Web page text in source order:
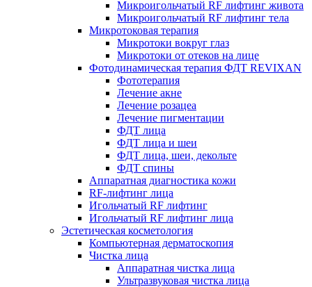
Микроигольчатый RF лифтинг живота
Микроигольчатый RF лифтинг тела
Микротоковая терапия
Микротоки вокруг глаз
Микротоки от отеков на лице
Фотодинамическая терапия ФДТ REVIXAN
Фототерапия
Лечение акне
Лечение розацеа
Лечение пигментации
ФДТ лица
ФДТ лица и шеи
ФДТ лица, шеи, декольте
ФДТ спины
Аппаратная диагностика кожи
RF-лифтинг лица
Игольчатый RF лифтинг
Игольчатый RF лифтинг лица
Эстетическая косметология
Компьютерная дерматоскопия
Чистка лица
Аппаратная чистка лица
Ультразвуковая чистка лица